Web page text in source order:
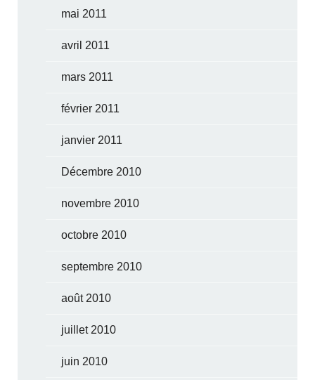
mai 2011
avril 2011
mars 2011
février 2011
janvier 2011
Décembre 2010
novembre 2010
octobre 2010
septembre 2010
août 2010
juillet 2010
juin 2010